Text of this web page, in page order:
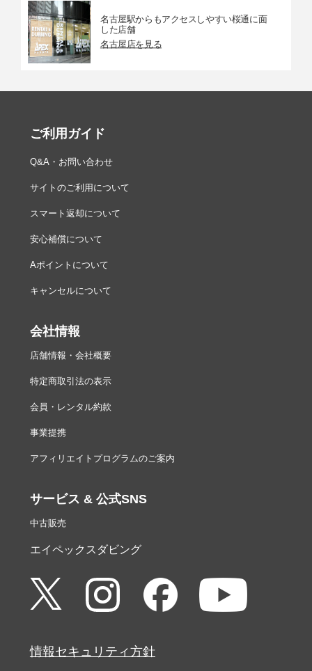
名古屋駅からもアクセスしやすい桜通に面
した店舗
名古屋店を見る
ご利用ガイド
Q&A・お問い合わせ
サイトのご利用について
スマート返却について
安心補償について
Aポイントについて
キャンセルについて
会社情報
店舗情報・会社概要
特定商取引法の表示
会員・レンタル約款
事業提携
アフィリエイトプログラムのご案内
サービス & 公式SNS
中古販売
エイペックスダビング
情報セキュリティ方針